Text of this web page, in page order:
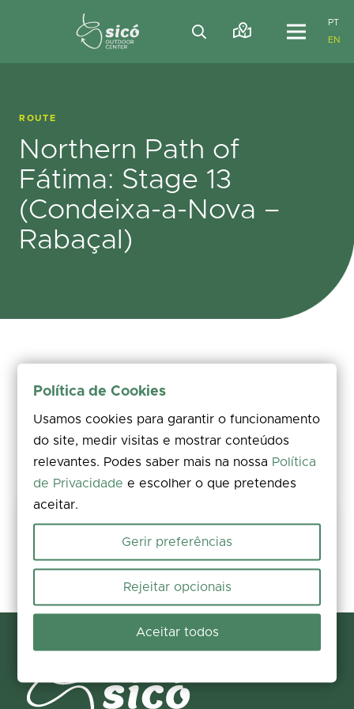
PT
EN
ROUTE
Northern Path of
Fátima: Stage 13
(Condeixa-a-Nova –
Rabaçal)
Keep this trail safe
Rate, comment, and add photos. Spotted an issue on the ground?
Report it in seconds and help us fix it.
Report and contribute
Política de Cookies
Usamos cookies para garantir o funcionamento
do site, medir visitas e mostrar conteúdos
relevantes. Podes saber mais na nossa Política
de Privacidade e escolher o que pretendes
aceitar.
Gerir preferências
Rejeitar opcionais
Aceitar todos